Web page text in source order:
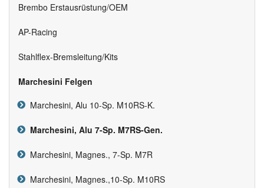
Brembo Erstausrüstung/OEM
AP-Racing
Stahlflex-Bremsleitung/Kits
Marchesini Felgen
Marchesini, Alu 10-Sp. M10RS-K.
Marchesini, Alu 7-Sp. M7RS-Gen.
Marchesini, Magnes., 7-Sp. M7R
Marchesini, Magnes.,10-Sp. M10RS